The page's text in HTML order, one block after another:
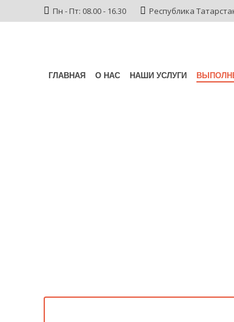
Пн - Пт: 08.00 - 16.30 Республика
ГЛАВНАЯ О НАС НАШИ УСЛУГИ